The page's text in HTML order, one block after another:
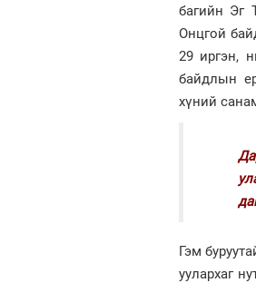
багийн Эг
Онцгой
29 иргэн,
байдлын
хүний
Гэм
уулархаг